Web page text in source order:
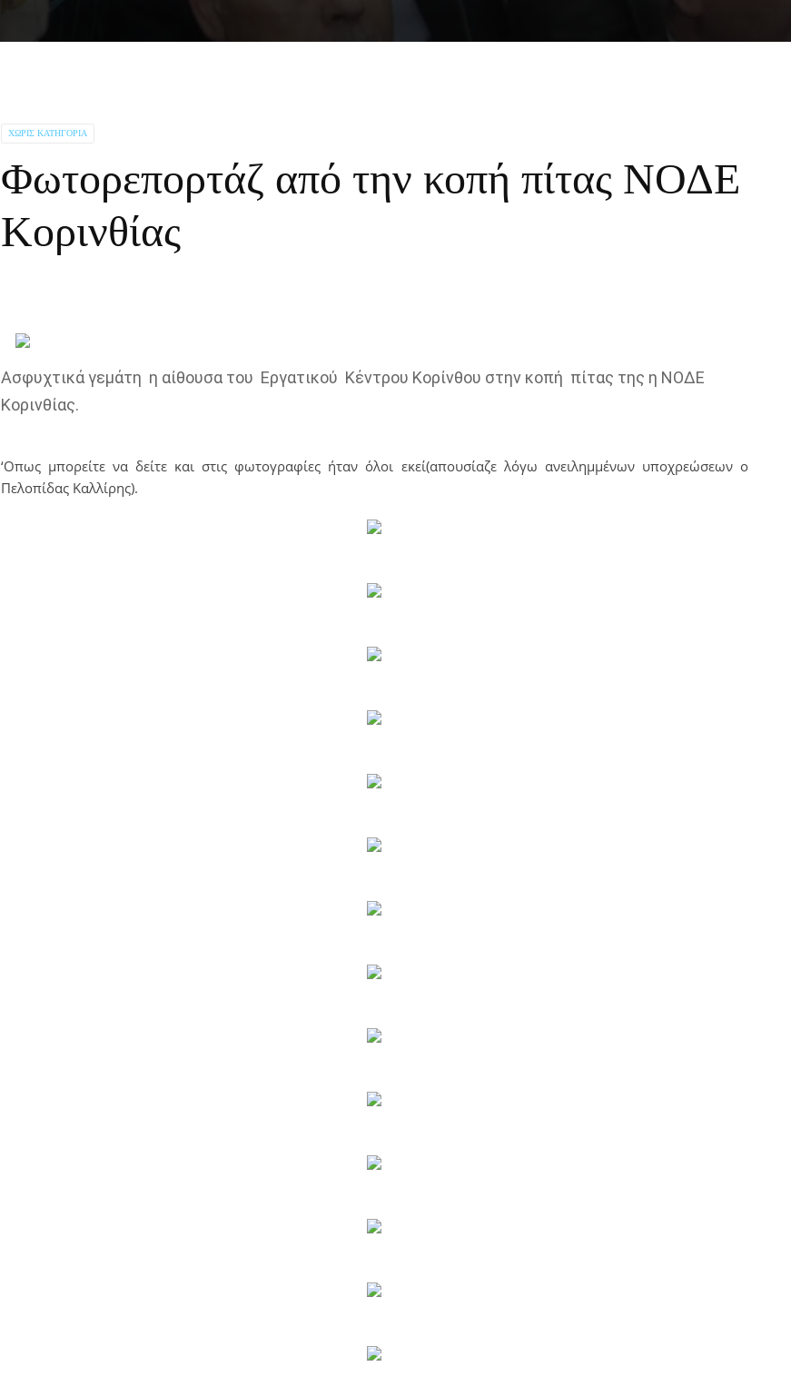
ΧΩΡΊΣ ΚΑΤΗΓΟΡΊΑ
Φωτορεπορτάζ από την κοπή πίτας ΝΟΔΕ
Κορινθίας
Ασφυχτικά γεμάτη η αίθουσα του Εργατικού Κέντρου Κορίνθου στην κοπή πίτας της η ΝΟΔΕ
Κορινθίας.
‘Οπως μπορείτε να δείτε και στις φωτογραφίες ήταν όλοι εκεί(απουσίαζε λόγω ανειλημμένων υποχρεώσεων ο
Πελοπίδας Καλλίρης).